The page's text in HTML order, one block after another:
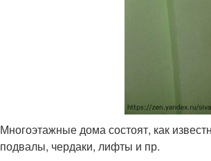
Многоэтажные дома состоят, как
подвалы, чердаки, лифты и пр.